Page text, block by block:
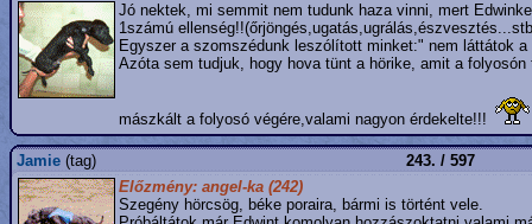
Jó nektek, mi semmit nem tudunk haza vinni, mert
1számú
Egyszer a szomszédunk leszólított minket:" nem láttátok a
Azóta sem tudjuk, hogy hova tünt a hörike, amit a
mászkált a folyosó végére,valami nagyon érdekelte!!!
Jamie (tag)
243. / 597
Előzmény: angel-ka (242)
Szegény hörcsög, béke poraira, bármi is történt vele.